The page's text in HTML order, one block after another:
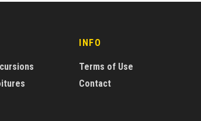
INFO
Terms of Use
Contact